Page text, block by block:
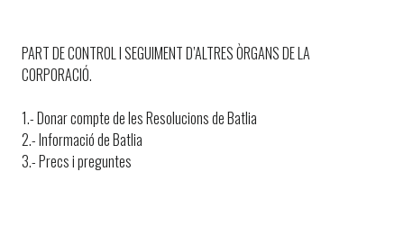
PART DE CONTROL I SEGUIMENT D’ALTRES ÒRGANS DE LA
CORPORACIÓ.
1.- Donar compte de les Resolucions de Batlia
2.- Informació de Batlia
3.- Precs i preguntes